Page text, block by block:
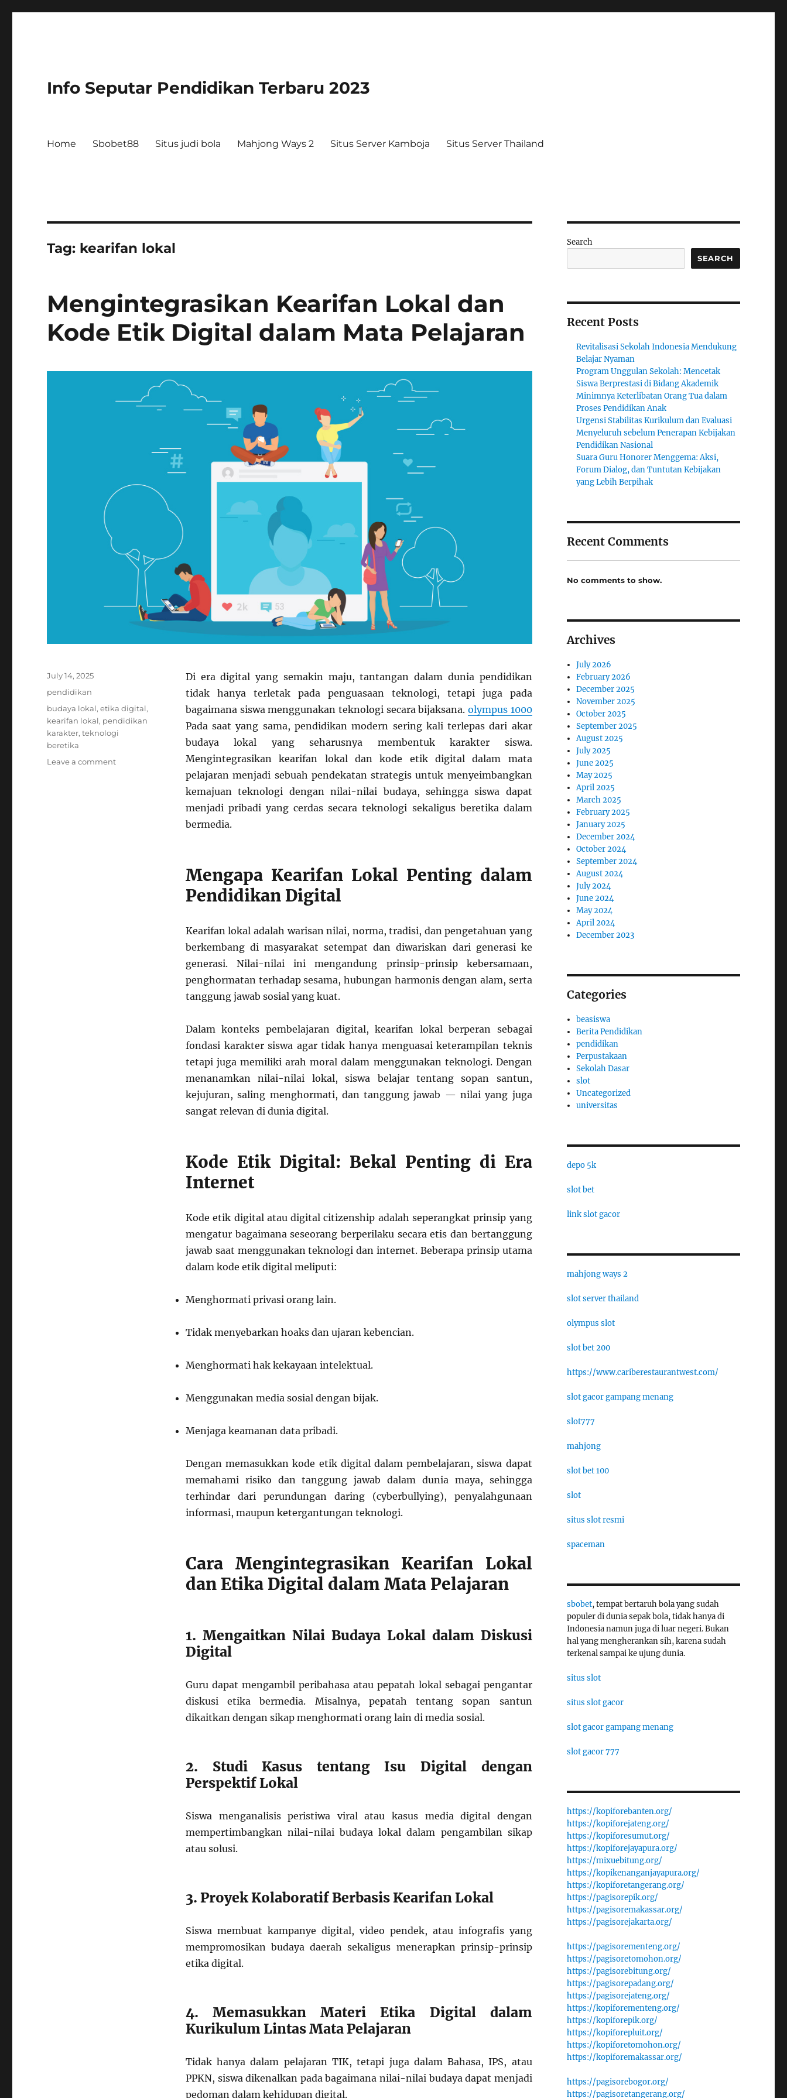
Info Seputar Pendidikan Terbaru 2023
Home Sbobet88 Situs judi bola Mahjong Ways 2 Situs Server Kamboja Situs Server Thailand
Tag: kearifan lokal
Mengintegrasikan Kearifan Lokal dan
Kode Etik Digital dalam Mata Pelajaran
Di era digital yang semakin maju, tantangan dalam dunia pendidikan
tidak hanya terletak pada penguasaan teknologi, tetapi juga pada
bagaimana siswa menggunakan teknologi secara bijaksana.olympus 1000
Pada saat yang sama, pendidikan modern sering kali terlepas dari akar
budaya lokal yang seharusnya membentuk karakter siswa.
Mengintegrasikan kearifan lokal dan kode etik digital dalam mata
pelajaran menjadi sebuah pendekatan strategis untuk menyeimbangkan
kemajuan teknologi dengan nilai-nilai budaya, sehingga siswa dapat
menjadi pribadi yang cerdas secara teknologi sekaligus beretika dalam
bermedia.
Mengapa Kearifan Lokal Penting dalam
Pendidikan Digital
Kearifan lokal adalah warisan nilai, norma, tradisi, dan pengetahuan yang
berkembang di masyarakat setempat dan diwariskan dari generasi ke
generasi. Nilai-nilai ini mengandung prinsip-prinsip kebersamaan,
penghormatan terhadap sesama, hubungan harmonis dengan alam, serta
tanggung jawab sosial yang kuat.
Dalam konteks pembelajaran digital, kearifan lokal berperan sebagai
fondasi karakter siswa agar tidak hanya menguasai keterampilan teknis
tetapi juga memiliki arah moral dalam menggunakan teknologi. Dengan
menanamkan nilai-nilai lokal, siswa belajar tentang sopan santun,
kejujuran, saling menghormati, dan tanggung jawab — nilai yang juga
sangat relevan di dunia digital.
Kode Etik Digital: Bekal Penting di Era
Internet
Kode etik digital atau digital citizenship adalah seperangkat prinsip yang
mengatur bagaimana seseorang berperilaku secara etis dan bertanggung
jawab saat menggunakan teknologi dan internet. Beberapa prinsip utama
dalam kode etik digital meliputi:
Menghormati privasi orang lain.
Tidak menyebarkan hoaks dan ujaran kebencian.
Menghormati hak kekayaan intelektual.
Menggunakan media sosial dengan bijak.
Menjaga keamanan data pribadi.
Dengan memasukkan kode etik digital dalam pembelajaran, siswa dapat
memahami risiko dan tanggung jawab dalam dunia maya, sehingga
terhindar dari perundungan daring (cyberbullying), penyalahgunaan
informasi, maupun ketergantungan teknologi.
Cara Mengintegrasikan Kearifan Lokal
dan Etika Digital dalam Mata Pelajaran
1. Mengaitkan Nilai Budaya Lokal dalam Diskusi
Digital
Guru dapat mengambil peribahasa atau pepatah lokal sebagai pengantar
diskusi etika bermedia. Misalnya, pepatah tentang sopan santun
dikaitkan dengan sikap menghormati orang lain di media sosial.
2. Studi Kasus tentang Isu Digital dengan
Perspektif Lokal
Siswa menganalisis peristiwa viral atau kasus media digital dengan
mempertimbangkan nilai-nilai budaya lokal dalam pengambilan sikap
atau solusi.
3. Proyek Kolaboratif Berbasis Kearifan Lokal
Siswa membuat kampanye digital, video pendek, atau infografis yang
mempromosikan budaya daerah sekaligus menerapkan prinsip-prinsip
etika digital.
4. Memasukkan Materi Etika Digital dalam
Kurikulum Lintas Mata Pelajaran
Tidak hanya dalam pelajaran TIK, tetapi juga dalam Bahasa, IPS, atau
PPKN, siswa dikenalkan pada bagaimana nilai-nilai budaya dapat menjadi
pedoman dalam kehidupan digital.
Posted
July 14, 2025
Categories
pendidikan
Tags
budaya lokal,etika digital,
kearifan lokal, pendidikan
karakter,teknologi
beretika
Leave a commenton
Mengintegrasikan
Search
SEARCH
Recent Posts
Revitalisasi Sekolah Indonesia Mendukung
Belajar Nyaman
Program Unggulan Sekolah: Mencetak
Siswa Berprestasi di Bidang Akademik
Minimnya Keterlibatan Orang Tua dalam
Proses Pendidikan Anak
Urgensi Stabilitas Kurikulum dan Evaluasi
Menyeluruh sebelum Penerapan Kebijakan
Pendidikan Nasional
Suara Guru Honorer Menggema: Aksi,
Forum Dialog, dan Tuntutan Kebijakan
yang Lebih Berpihak
Recent Comments
No comments to show.
Archives
July 2026
February 2026
December 2025
November 2025
October 2025
September 2025
August 2025
July 2025
June 2025
May 2025
April 2025
March 2025
February 2025
January 2025
December 2024
October 2024
September 2024
August 2024
July 2024
June 2024
May 2024
April 2024
December 2023
Categories
beasiswa
Berita Pendidikan
pendidikan
Perpustakaan
Sekolah Dasar
slot
Uncategorized
universitas
depo 5k
slot bet
link slot gacor
mahjong ways 2
slot server thailand
olympus slot
slot bet 200
https://www.cariberestaurantwest.com/
slot gacor gampang menang
slot777
mahjong
slot bet 100
slot
situs slot resmi
spaceman
sbobet, tempat bertaruh bola yang sudah
populer di dunia sepak bola, tidak hanya di
Indonesia namun juga di luar negeri. Bukan
hal yang mengherankan sih, karena sudah
terkenal sampai ke ujung dunia.
situs slot
situs slot gacor
slot gacor gampang menang
slot gacor 777
https://kopiforebanten.org/
https://kopiforejateng.org/
https://kopiforesumut.org/
https://kopiforejayapura.org/
https://mixuebitung.org/
https://kopikenanganjayapura.org/
https://kopiforetangerang.org/
https://pagisorepik.org/
https://pagisoremakassar.org/
https://pagisorejakarta.org/
https://pagisorementeng.org/
https://pagisoretomohon.org/
https://pagisorebitung.org/
https://pagisorepadang.org/
https://pagisorejateng.org/
https://kopiforementeng.org/
https://kopiforepik.org/
https://kopiforepluit.org/
https://kopiforetomohon.org/
https://kopiforemakassar.org/
https://pagisorebogor.org/
https://pagisoretangerang.org/